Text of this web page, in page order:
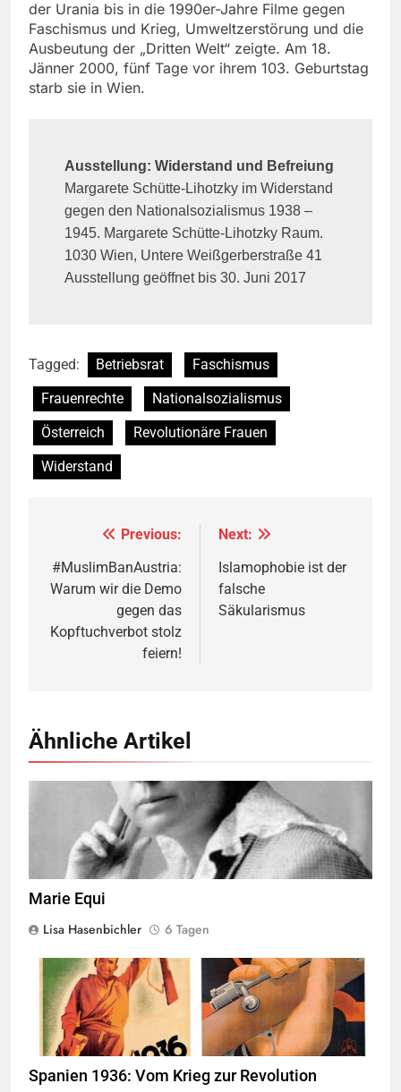
der Urania bis in die 1990er-Jahre Filme gegen
Faschismus und Krieg, Umweltzerstörung und die
Ausbeutung der „Dritten Welt“ zeigte. Am 18.
Jänner 2000, fünf Tage vor ihrem 103. Geburtstag
starb sie in Wien.
Ausstellung: Widerstand und Befreiung
Margarete Schütte-Lihotzky im Widerstand
gegen den Nationalsozialismus 1938 –
1945. Margarete Schütte-Lihotzky Raum.
1030 Wien, Untere Weißgerberstraße 41
Ausstellung geöffnet bis 30. Juni 2017
Tagged: Betriebsrat
Faschismus
Frauenrechte
Nationalsozialismus
Österreich
Revolutionäre Frauen
Widerstand
Beitragsnavigation
Previous:
#MuslimBanAustria:
Warum wir die Demo
gegen das
Kopftuchverbot stolz
feiern!
Next:
Islamophobie ist der
falsche
Säkularismus
Ähnliche Artikel
Marie Equi,Quelle
Marie Equi
Lisa Hasenbichler
6 Tagen
© Wikimedia Commons Quelle
Spanien 1936: Vom Krieg zur Revolution